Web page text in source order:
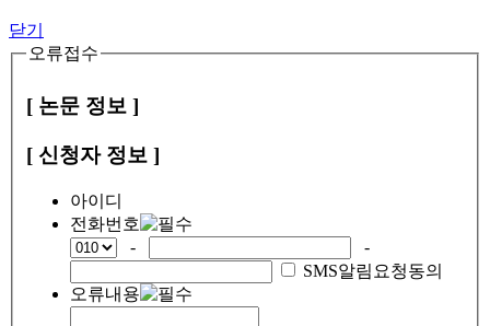
닫기
오류접수
[ 논문 정보 ]
[ 신청자 정보 ]
아이디
전화번호
-
-
SMS알림요청동의
오류내용